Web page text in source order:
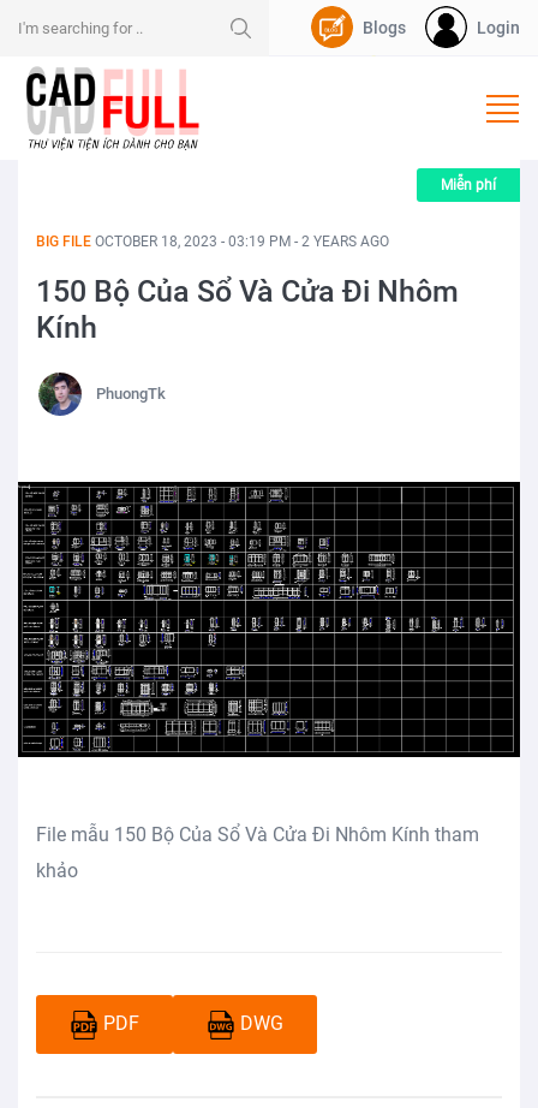
Login
Blogs
BIG FILE OCTOBER 18, 2023 - 03:19 PM - 2 YEARS AGO
150 Bộ Của Sổ Và Cửa Đi Nhôm
Kính
PhuongTk
Miễn phí
File mẫu 150 Bộ Của Sổ Và Cửa Đi Nhôm Kính tham
khảo
PDF DWG